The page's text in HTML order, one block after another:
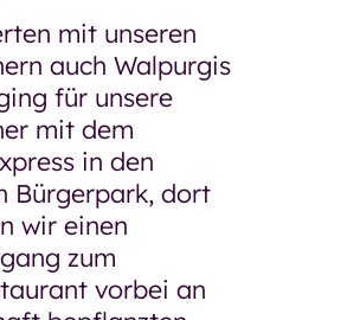
und Umschulung
BFD und FSJ
mit unseren
auch Walpurgis
für unsere
mit dem
in den
Bürgerpark, dort
wir einen
zum
vorbei an